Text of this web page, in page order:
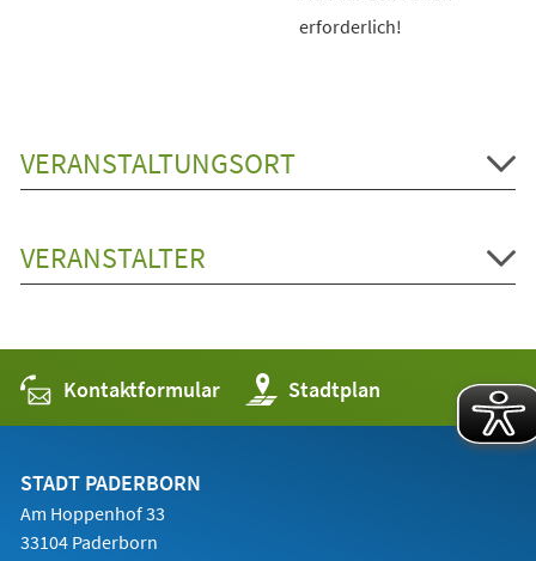
erforderlich!
VERANSTALTUNGSORT
VERANSTALTER
Kontaktformular Stadtplan
(Öffnet
in
einem
STADT PADERBORN
Am Hoppenhof 33
33104 Paderborn